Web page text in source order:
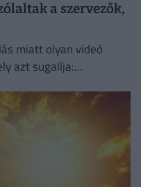
a szervezők,
miatt olyan videó
azt sugallja: